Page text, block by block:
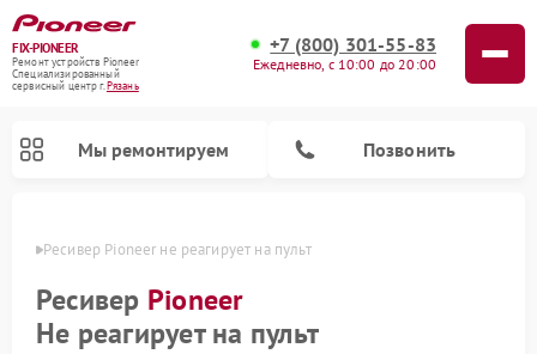
FIX-PIONEER
Ремонт устройств Pioneer
Специализированный
cервисный центр г.Рязань
+7 (800) 301-55-83
Ежедневно, с 10:00 до 20:00
Мы ремонтируем Позвонить
Ресивер Pioneer не реагирует на пульт
Ресивер Pioneer
Не реагирует на пульт